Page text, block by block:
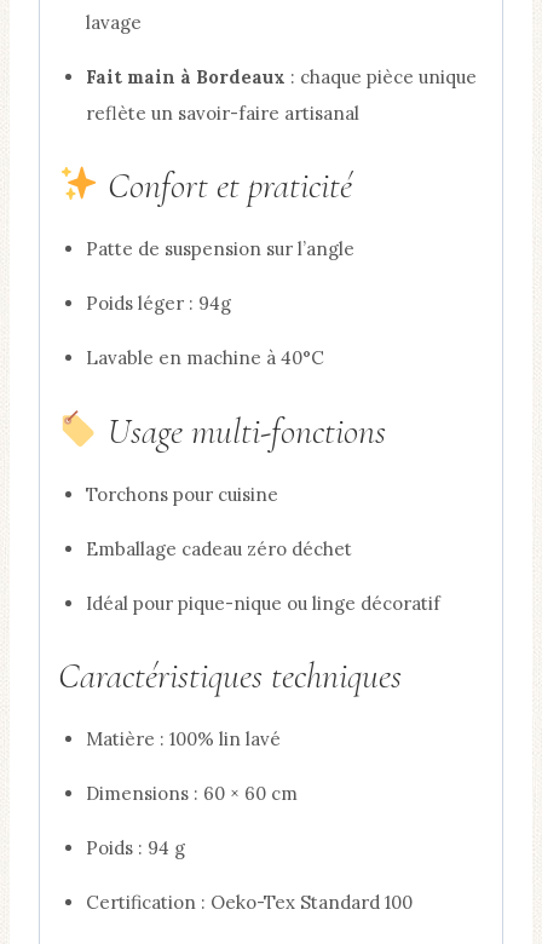
lavage
Fait main à Bordeaux : chaque pièce unique
reflète un savoir-faire artisanal
Confort et praticité
Patte de suspension sur l’angle
Poids léger : 94g
Lavable en machine à 40°C
Usage multi-fonctions
Torchons pour cuisine
Emballage cadeau zéro déchet
Idéal pour pique-nique ou linge décoratif
Caractéristiques techniques
Matière : 100% lin lavé
Dimensions : 60 × 60 cm
Poids : 94 g
Certification : Oeko-Tex Standard 100